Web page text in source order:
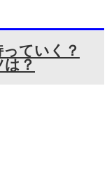
ていく？
？